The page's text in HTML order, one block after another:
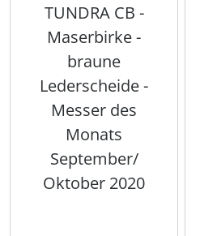
TUNDRA CB -
Maserbirke -
braune
Lederscheide -
Messer des
Monats
September/
Oktober 2020